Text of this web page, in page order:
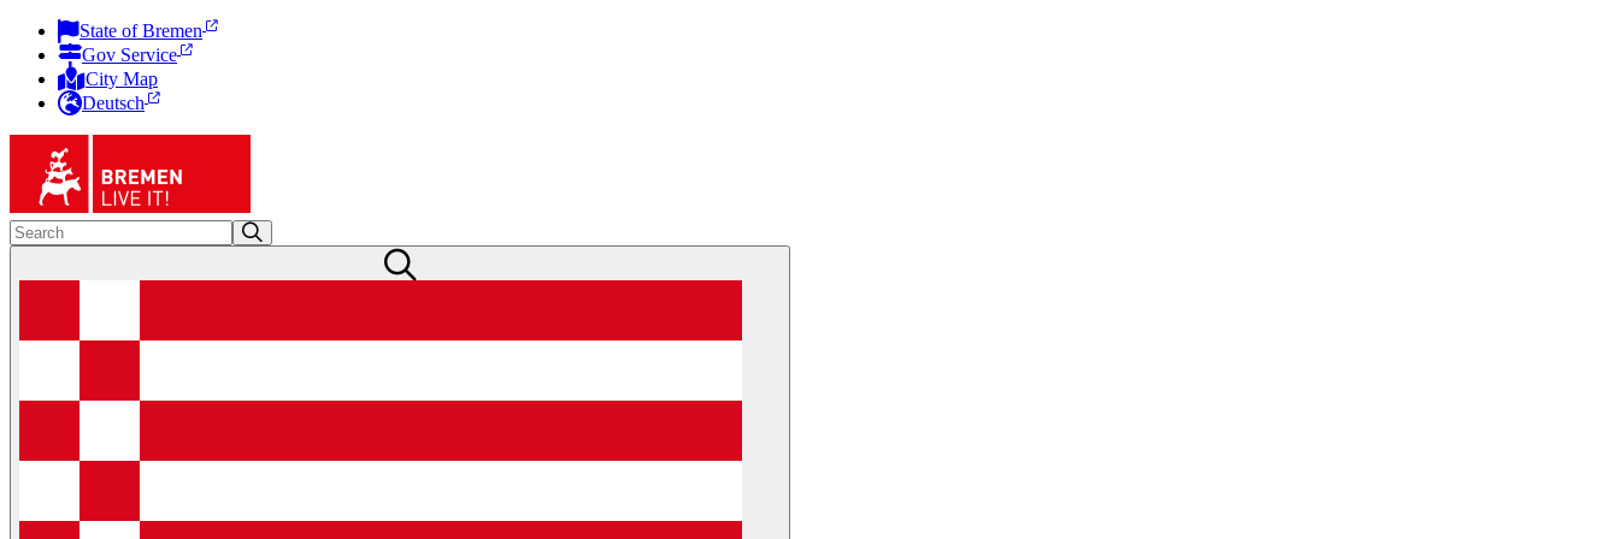
State of Bremen
Gov Service
City Map
Deutsch